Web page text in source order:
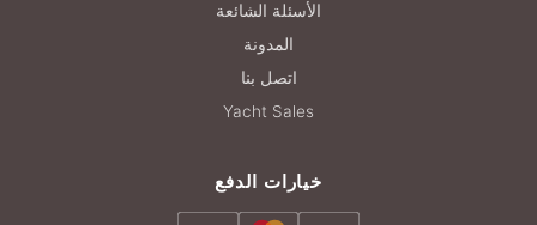
الأسئلة الشائعة
المدونة
اتصل بنا
Yacht Sales
خيارات الدفع